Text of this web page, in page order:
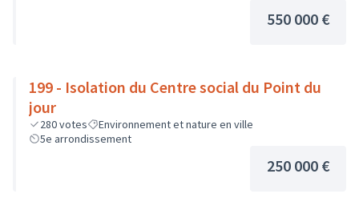
550 000 €
199 - Isolation du Centre social du Point du
jour
280votes
Environnement et nature en ville
5e arrondissement
250 000 €